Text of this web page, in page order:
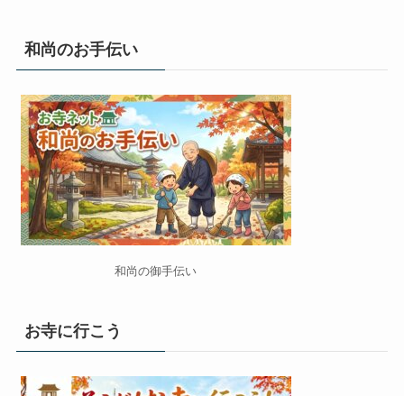
和尚のお手伝い
和尚の御手伝い
お寺に行こう